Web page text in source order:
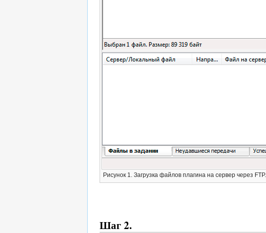
Рисунок 1. Загрузка файлов плагина на сервер через FTP.
Шаг 2.